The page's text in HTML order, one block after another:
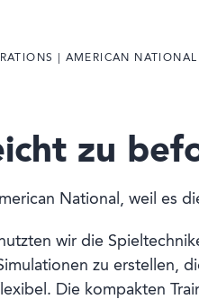
| AMERICAN NATIONAL
zu
National, weil es
wir die
zu erstellen,
Die kompakten